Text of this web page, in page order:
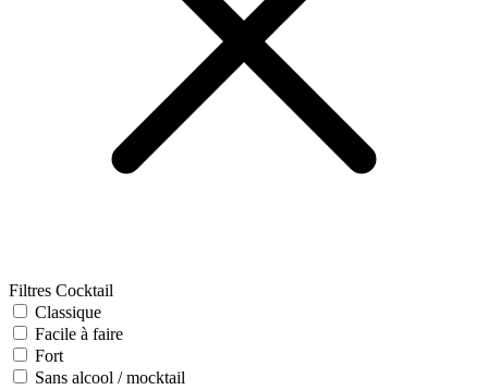
Filtres Cocktail
Classique
Facile à faire
Fort
Sans alcool / mocktail